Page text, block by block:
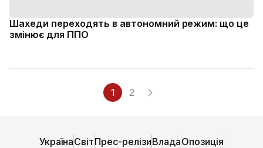
Шахеди переходять в автономний режим: що це
змінює для ППО
1 2
УкраїнаСвітПрес-релізиВладаОпозиція